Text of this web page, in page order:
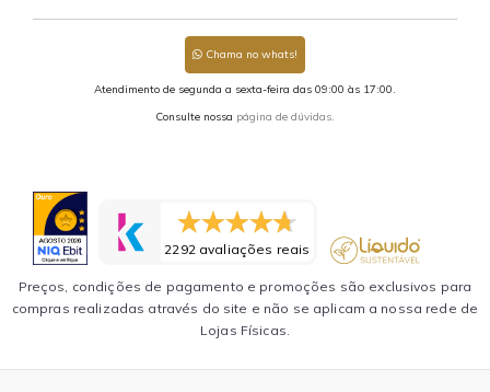
Chama no whats!
Atendimento de segunda a sexta-feira das 09:00 às 17:00.
Consulte nossa página de dúvidas.
2292 avaliações reais
Preços, condições de pagamento e promoções são exclusivos para
compras realizadas através do site e não se aplicam a nossa rede de
Lojas Físicas.